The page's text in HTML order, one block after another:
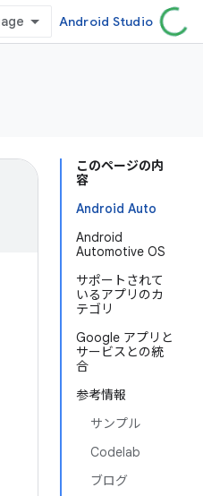
Android Studio
このページの内
容
Android Auto
Android
Automotive OS
サポートされて
いるアプリのカ
テゴリ
Google アプリと
サービスとの統
合
参考情報
サンプル
Codelab
ブログ